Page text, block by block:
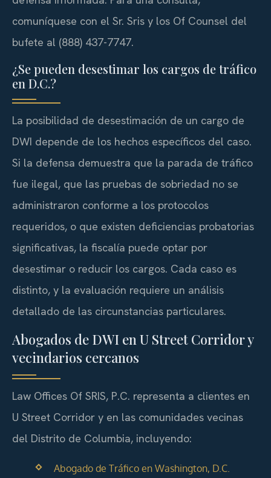
comuníquese con el Sr. Sris y los Of Counsel del
bufete al (888) 437-7747.
¿Se pueden desestimar los cargos de tráfico
en D.C.?
La posibilidad de desestimación de un cargo de
DWI depende de los hechos específicos del caso.
Si la defensa demuestra que la parada de tráfico
fue ilegal, que las pruebas de sobriedad no se
administraron conforme a los protocolos
requeridos, o que existen deficiencias probatorias
significativas, la fiscalía puede optar por
desestimar o reducir los cargos. Cada caso es
distinto, y la evaluación requiere un análisis
detallado de las circunstancias particulares.
Abogados de DWI en U Street Corridor y
vecindarios cercanos
Law Offices Of SRIS, P.C. representa a clientes en
U Street Corridor y en las comunidades vecinas
del Distrito de Columbia, incluyendo:
Abogado de Tráfico en Washington, D.C.